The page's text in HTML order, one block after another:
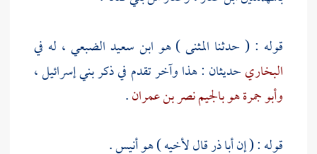
قوله : ( حدثنا المثنى) هو ابن سعيد الضبعي ، له في
البخاريحديثان : هذا وآخر تقدم في ذكربني إسرائيل،
وأبو جمرة هو بالجيم نصر بن عمران.
قوله : ( إنأبا ذرقال لأخيه ) هوأنيس.